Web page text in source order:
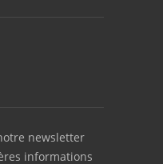
newsletter
informations